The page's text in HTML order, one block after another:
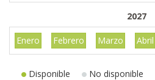
2027
Enero Febrero Marzo Abril
Disponible No disponible